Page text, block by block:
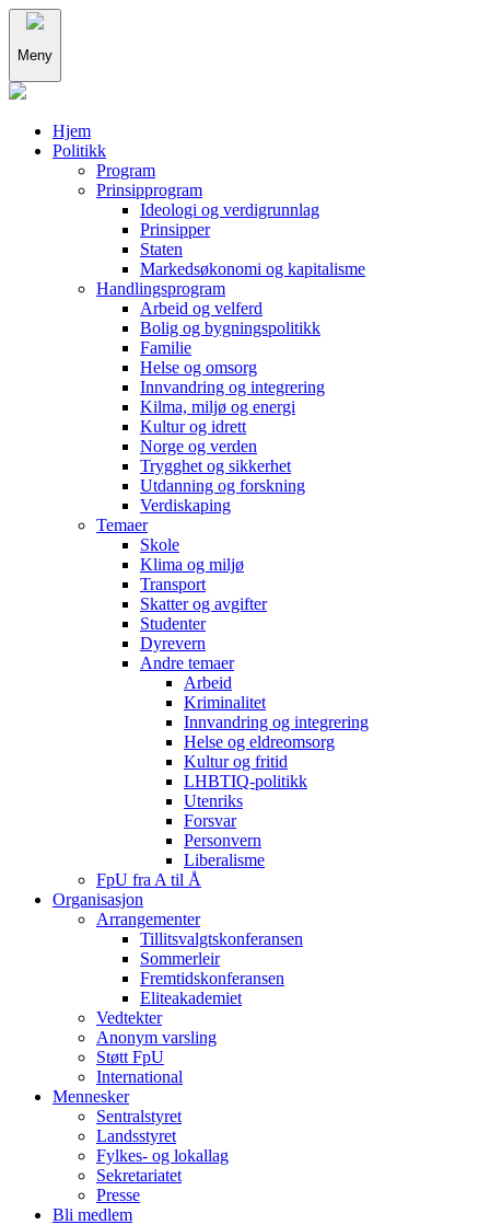
Meny
Hjem
Politikk
Program
Prinsipprogram
Ideologi og verdigrunnlag
Prinsipper
Staten
Markedsøkonomi og kapitalisme
Handlingsprogram
Arbeid og velferd
Bolig og bygningspolitikk
Familie
Helse og omsorg
Innvandring og integrering
Kilma, miljø og energi
Kultur og idrett
Norge og verden
Trygghet og sikkerhet
Utdanning og forskning
Verdiskaping
Temaer
Skole
Klima og miljø
Transport
Skatter og avgifter
Studenter
Dyrevern
Andre temaer
Arbeid
Kriminalitet
Innvandring og integrering
Helse og eldreomsorg
Kultur og fritid
LHBTIQ-politikk
Utenriks
Forsvar
Personvern
Liberalisme
FpU fra A til Å
Organisasjon
Arrangementer
Tillitsvalgtskonferansen
Sommerleir
Fremtidskonferansen
Eliteakademiet
Vedtekter
Anonym varsling
Støtt FpU
International
Mennesker
Sentralstyret
Landsstyret
Fylkes- og lokallag
Sekretariatet
Presse
Bli medlem